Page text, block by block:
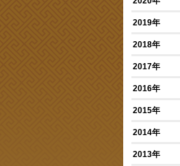
2019年
2018年
2017年
2016年
2015年
2014年
2013年